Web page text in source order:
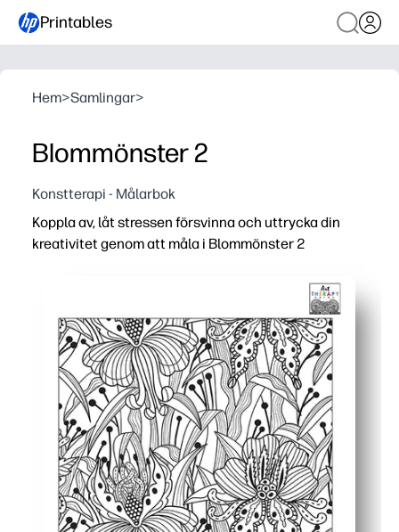
Printables
Hem>Samlingar>
Blommönster 2
Konstterapi - Målarbok
Koppla av, låt stressen försvinna och uttrycka din
kreativitet genom att måla i Blommönster 2
Ingen förberedelse - bara tryck och färg för omedelbar
Invecklat blommönster uppmuntrar fokus,
Bygger finmotorisk kontroll och
Tryck om efter behov - perfekt för tidiga